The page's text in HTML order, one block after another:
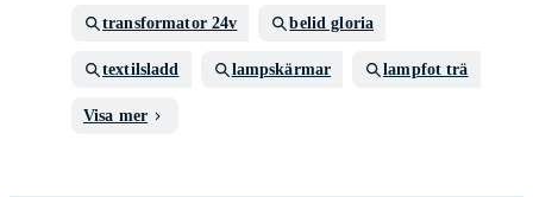
transformator 24v belid gloria
textilsladd lampskärmar lampfot trä
Visa mer